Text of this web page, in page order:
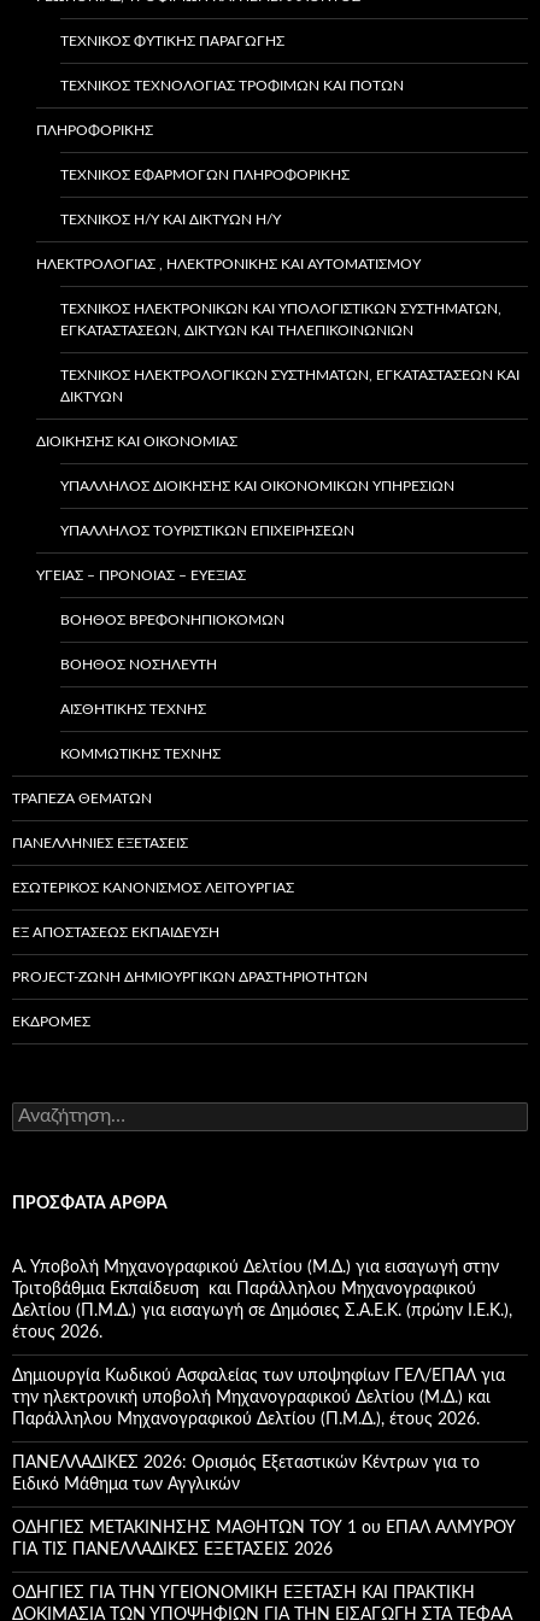
ΤΕΧΝΙΚΌΣ ΦΥΤΙΚΉΣ ΠΑΡΑΓΩΓΉΣ
ΤΕΧΝΙΚΟΣ ΤΕΧΝΟΛΟΓΙΑΣ ΤΡΟΦΙΜΩΝ ΚΑΙ ΠΟΤΩΝ
ΠΛΗΡΟΦΟΡΙΚΗΣ
ΤΕΧΝΙΚΌΣ ΕΦΑΡΜΟΓΏΝ ΠΛΗΡΟΦΟΡΙΚΉΣ
ΤΕΧΝΙΚΌΣ Η/Υ ΚΑΙ ΔΙΚΤΎΩΝ Η/Υ
ΗΛΕΚΤΡΟΛΟΓΙΑΣ , ΗΛΕΚΤΡΟΝΙΚΗΣ ΚΑΙ ΑΥΤΟΜΑΤΙΣΜΟΥ
ΤΕΧΝΙΚΌΣ ΗΛΕΚΤΡΟΝΙΚΏΝ ΚΑΙ ΥΠΟΛΟΓΙΣΤΙΚΏΝ ΣΥΣΤΗΜΆΤΩΝ,
ΕΓΚΑΤΑΣΤΆΣΕΩΝ, ΔΙΚΤΎΩΝ ΚΑΙ ΤΗΛΕΠΙΚΟΙΝΩΝΙΏΝ
ΤΕΧΝΙΚΌΣ ΗΛΕΚΤΡΟΛΟΓΙΚΏΝ ΣΥΣΤΗΜΆΤΩΝ, ΕΓΚΑΤΑΣΤΆΣΕΩΝ ΚΑΙ
ΔΙΚΤΎΩΝ
ΔΙΟΙΚΗΣΗΣ ΚΑΙ ΟΙΚΟΝΟΜΙΑΣ
ΥΠΆΛΛΗΛΟΣ ΔΙΟΊΚΗΣΗΣ ΚΑΙ ΟΙΚΟΝΟΜΙΚΏΝ ΥΠΗΡΕΣΙΏΝ
ΥΠΑΛΛΗΛΟΣ ΤΟΥΡΙΣΤΙΚΩΝ ΕΠΙΧΕΙΡΗΣΕΩΝ
ΥΓΕΙΑΣ – ΠΡΟΝΟΙΑΣ – ΕΥΕΞΙΑΣ
ΒΟΗΘΌΣ ΒΡΕΦΟΝΗΠΙΟΚΌΜΩΝ
ΒΟΗΘΌΣ ΝΟΣΗΛΕΥΤΉ
ΑΙΣΘΗΤΙΚΉΣ ΤΈΧΝΗΣ
ΚΟΜΜΩΤΙΚΉΣ ΤΈΧΝΗΣ
ΤΡΑΠΕΖΑ ΘΕΜΑΤΩΝ
ΠΑΝΕΛΛΗΝΙΕΣ ΕΞΕΤΑΣΕΙΣ
ΕΣΩΤΕΡΙΚΌΣ ΚΑΝΟΝΙΣΜΌΣ ΛΕΙΤΟΥΡΓΊΑΣ
ΕΞ ΑΠΟΣΤΆΣΕΩΣ ΕΚΠΑΊΔΕΥΣΗ
PROJECT-ΖΏΝΗ ΔΗΜΙΟΥΡΓΙΚΏΝ ΔΡΑΣΤΗΡΙΟΤΉΤΩΝ
ΕΚΔΡΟΜΈΣ
Α
ν
ή
σ
η
γ
ι
α
:
ΠΡΌΣΦΑΤΑ ΆΡΘΡΑ
Α. Υποβολή Μηχανογραφικού Δελτίου (Μ.Δ.) για εισαγωγή στην
Τριτοβάθμια Εκπαίδευση και Παράλληλου Μηχανογραφικού
Δελτίου (Π.Μ.Δ.) για εισαγωγή σε Δημόσιες Σ.Α.Ε.Κ. (πρώην Ι.Ε.Κ.),
έτους 2026.
Δημιουργία Κωδικού Ασφαλείας των υποψηφίων ΓΕΛ/ΕΠΑΛ για
την ηλεκτρονική υποβολή Μηχανογραφικού Δελτίου (Μ.Δ.) και
Παράλληλου Μηχανογραφικού Δελτίου (Π.Μ.Δ.), έτους 2026.
ΠΑΝΕΛΛΑΔΙΚΕΣ 2026: Ορισμός Εξεταστικών Κέντρων για το
Ειδικό Μάθημα των Αγγλικών
ΟΔΗΓΙΕΣ ΜΕΤΑΚΙΝΗΣΗΣ ΜΑΘΗΤΩΝ ΤΟΥ 1 ου ΕΠΑΛ ΑΛΜΥΡΟΥ
ΓΙΑ ΤΙΣ ΠΑΝΕΛΛΑΔΙΚΕΣ ΕΞΕΤΑΣΕΙΣ 2026
ΟΔΗΓΙΕΣ ΓΙΑ ΤΗΝ ΥΓΕΙΟΝΟΜΙΚΗ ΕΞΕΤΑΣΗ ΚΑΙ ΠΡΑΚΤΙΚΗ
ΔΟΚΙΜΑΣΙΑ ΤΩΝ ΥΠΟΨΗΦΙΩΝ ΓΙΑ ΤΗΝ ΕΙΣΑΓΩΓΗ ΣΤΑ ΤΕΦΑΑ